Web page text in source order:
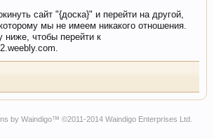
сайт "{доска}" и перейти на другой,
мы не имеем никакого отношения.
ниже, чтобы перейти к
by Waindigo™ ©2011-2014 Waindigo Enterprises Ltd.